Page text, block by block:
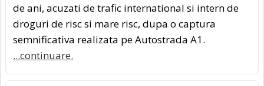
de ani, acuzati de trafic international si intern de
droguri de risc si mare risc, dupa o captura
semnificativa realizata pe Autostrada A1.
...continuare.